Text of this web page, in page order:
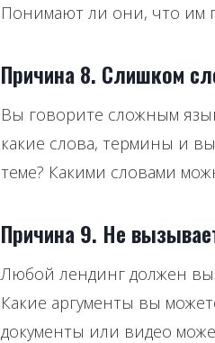
Понимают ли они, что им
Причина 8. Слишком
Вы говорите сложным
какие слова, термины и
теме? Какими словами
Причина 9. Не
Любой лендинг должен
Какие аргументы вы
документы или видео